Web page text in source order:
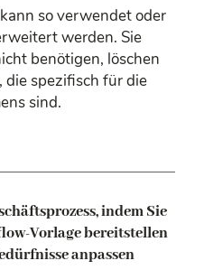
so verwendet oder
werden. Sie
benötigen, löschen
spezifisch für die
sind.
indem Sie
Vorlage bereitstellen
anpassen